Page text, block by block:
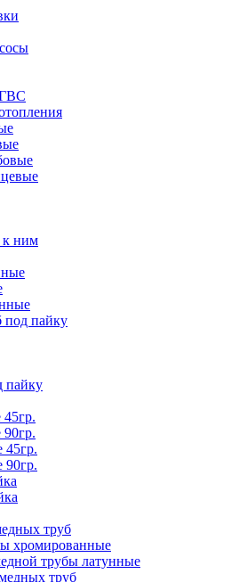
к ним
под пайку
пайку
45гр.
90гр.
труб
хромированные
трубы латунные
труб